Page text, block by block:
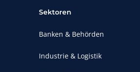
Sektoren
Banken & Behörden
Industrie & Logistik